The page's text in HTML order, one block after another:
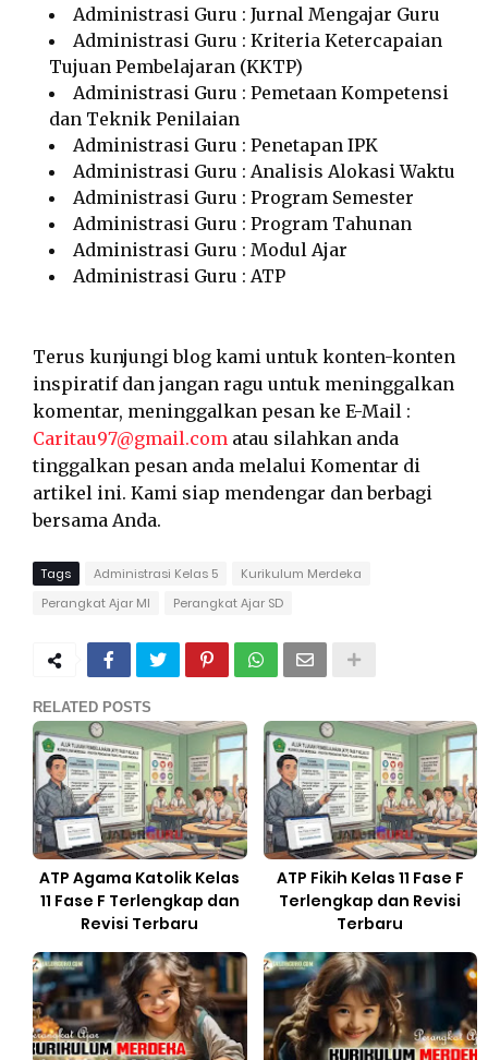
Administrasi Guru : Jurnal Mengajar Guru
Administrasi Guru : Kriteria Ketercapaian
Tujuan Pembelajaran (KKTP)
Administrasi Guru : Pemetaan Kompetensi
dan Teknik Penilaian
Administrasi Guru : Penetapan IPK
Administrasi Guru : Analisis Alokasi Waktu
Administrasi Guru : Program Semester
Administrasi Guru : Program Tahunan
Administrasi Guru : Modul Ajar
Administrasi Guru : ATP
Terus kunjungi blog kami untuk konten-konten
inspiratif dan jangan ragu untuk meninggalkan
komentar, meninggalkan pesan ke E-Mail :
Caritau97@gmail.com atau silahkan anda
tinggalkan pesan anda melalui Komentar di
artikel ini. Kami siap mendengar dan berbagi
bersama Anda.
Tags Administrasi Kelas 5
Kurikulum Merdeka
Perangkat Ajar MI
Perangkat Ajar SD
RELATED POSTS
ATP Agama Katolik Kelas
11 Fase F Terlengkap dan
Revisi Terbaru
ATP Fikih Kelas 11 Fase F
Terlengkap dan Revisi
Terbaru